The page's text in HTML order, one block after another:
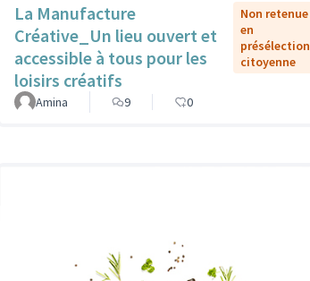
La Manufacture
Créative_Un lieu ouvert et
accessible à tous pour les
loisirs créatifs
Non retenue
en
présélection
citoyenne
Amina 9 0